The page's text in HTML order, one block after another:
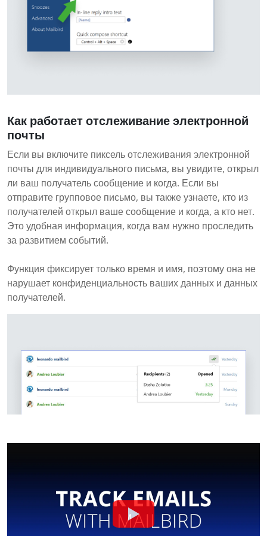
Как работает отслеживание электронной
почты
Если вы включите пиксель отслеживания электронной
почты для индивидуального письма, вы увидите, открыл
ли ваш получатель сообщение и когда. Если вы
отправите групповое письмо, вы также узнаете, кто из
получателей открыл ваше сообщение и когда, а кто нет.
Это удобная информация, когда вам нужно проследить
за развитием событий.
Функция фиксирует только время и имя, поэтому она не
нарушает конфиденциальность ваших данных и данных
получателей.